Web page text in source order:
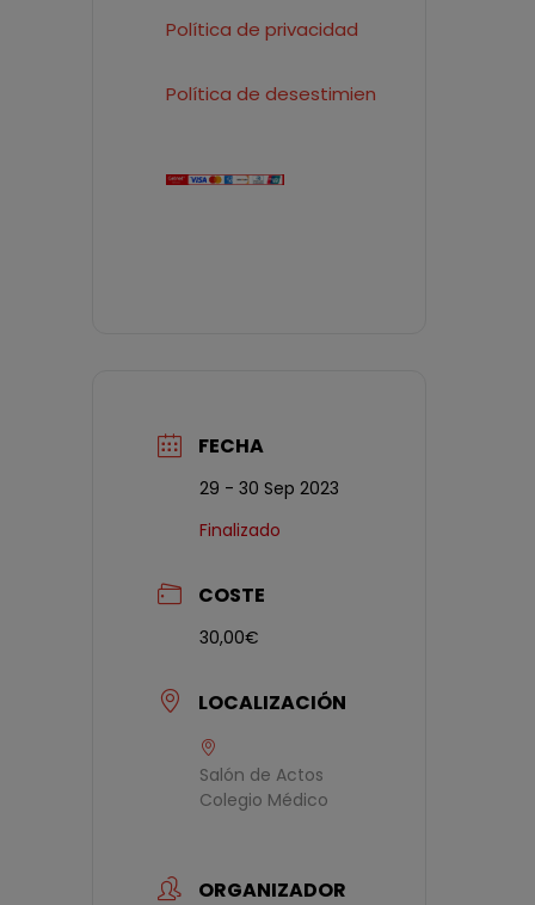
Política de privacidad
Política de desestimiento
FECHA
29 - 30 Sep 2023
Finalizado
COSTE
30,00€
LOCALIZACIÓN
Salón de Actos
Colegio Médico
ORGANIZADOR